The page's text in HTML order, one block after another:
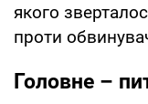
якого
проти
Головне –